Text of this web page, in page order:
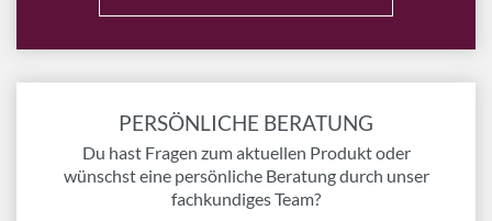
PERSÖNLICHE BERATUNG
Du hast Fragen zum aktuellen Produkt oder
wünschst eine persönliche Beratung durch unser
fachkundiges Team?